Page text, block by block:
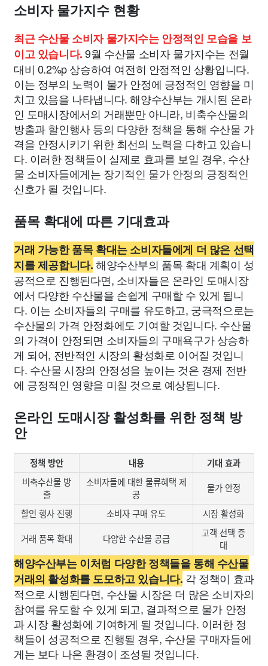
소비자 물가지수 현황
최근 수산물 소비자 물가지수는 안정적인 모습을 보
이고 있습니다.9월 수산물 소비자 물가지수는 전월
대비 0.2%p 상승하여 여전히 안정적인 상황입니다.
이는 정부의 노력이 물가 안정에 긍정적인 영향을 미
치고 있음을 나타냅니다. 해양수산부는 개시된 온라
인 도매시장에서의 거래뿐만 아니라, 비축수산물의
방출과 할인행사 등의 다양한 정책을 통해 수산물 가
격을 안정시키기 위한 최선의 노력을 다하고 있습니
다. 이러한 정책들이 실제로 효과를 보일 경우, 수산
물 소비자들에게는 장기적인 물가 안정의 긍정적인
신호가 될 것입니다.
품목 확대에 따른 기대효과
거래 가능한 품목 확대는 소비자들에게 더 많은 선택
지를 제공합니다.해양수산부의 품목 확대 계획이 성
공적으로 진행된다면, 소비자들은 온라인 도매시장
에서 다양한 수산물을 손쉽게 구매할 수 있게 됩니
다. 이는 소비자들의 구매를 유도하고, 궁극적으로는
수산물의 가격 안정화에도 기여할 것입니다. 수산물
의 가격이 안정되면 소비자들의 구매욕구가 상승하
게 되어, 전반적인 시장의 활성화로 이어질 것입니
다. 수산물 시장의 안정성을 높이는 것은 경제 전반
에 긍정적인 영향을 미칠 것으로 예상됩니다.
온라인 도매시장 활성화를 위한 정책 방
안
정책 방안 내용
기대 효과
비축수산물 방
출
소비자들에 대한 물류혜택 제
공
물가 안정
할인 행사 진행 소비자 구매 유도 시장 활성화
거래 품목 확대 다양한 수산물 공급
고객 선택 증
대
해양수산부는 이처럼 다양한 정책들을 통해 수산물
거래의 활성화를 도모하고 있습니다. 각 정책이 효과
적으로 시행된다면, 수산물 시장은 더 많은 소비자의
참여를 유도할 수 있게 되고, 결과적으로 물가 안정
과 시장 활성화에 기여하게 될 것입니다. 이러한 정
책들이 성공적으로 진행될 경우, 수산물 구매자들에
게는 보다 나은 환경이 조성될 것입니다.